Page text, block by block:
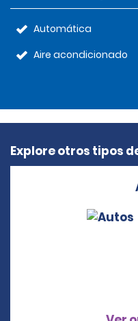
Automática
Aire acondicionado
Explore otros tipos